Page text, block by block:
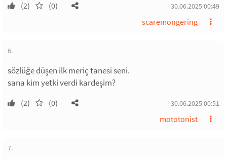
(2) (0) 30.06.2025 00:49
scaremongering
6.
sözlüğe düşen ilk meriç tanesi seni.
sana kim yetki verdi kardeşim?
(2) (0) 30.06.2025 00:51
mototonist
7.